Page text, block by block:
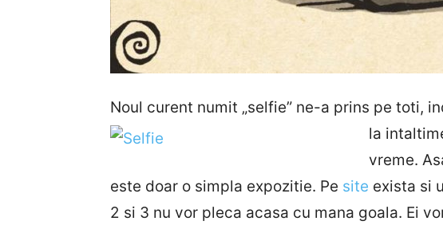
Noul curent numit „selfie” ne-a prins pe toti,
la
vreme.
este doar o simpla expozitie. Pe site exista si
2 si 3 nu vor pleca acasa cu mana goala. Ei